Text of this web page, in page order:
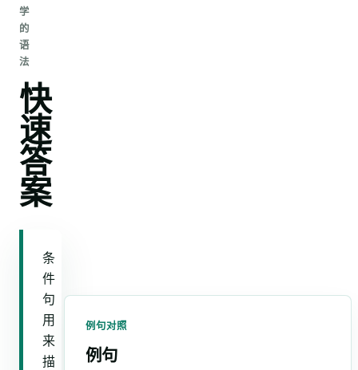
学
的
语
法
快
速
答
案
条
件
句
用
来
描
例句对照
例句